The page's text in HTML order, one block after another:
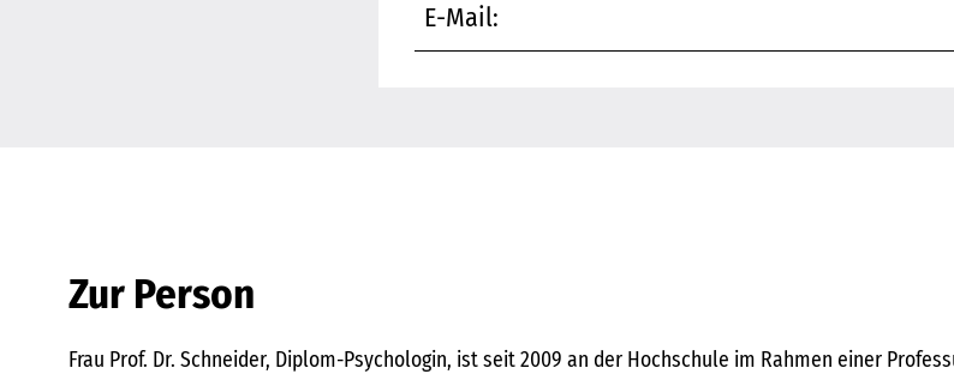
E-Mail:
Zur Person
Frau Prof. Dr. Schneider, Diplom-Psychologin, ist seit 2009 an der Hochschule im Rahmen einer